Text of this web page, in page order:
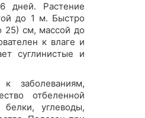
дней. Растение
до 1 м. Быстро
25) см, массой до
к влаге и
суглинистые и
заболеваниям,
отбеленной
углеводы,